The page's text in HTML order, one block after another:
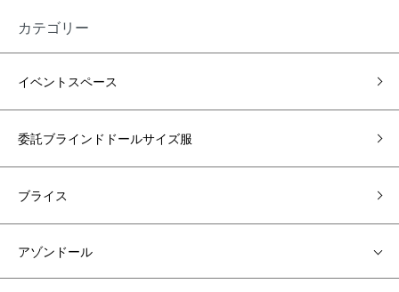
カテゴリー
イベントスペース
委託ブラインドドールサイズ服
ブライス
アゾンドール